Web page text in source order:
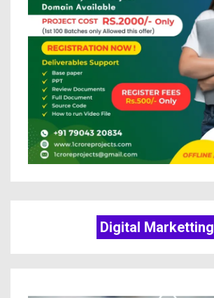
Digital Marketting